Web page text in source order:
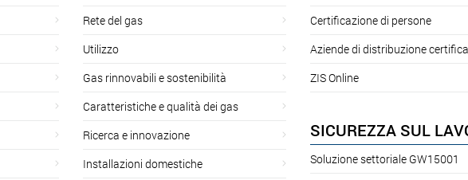
Rete del gas
Utilizzo
Gas rinnovabili e sostenibilità
Caratteristiche e qualità dei gas
Ricerca e innovazione
Installazioni domestiche
Certificazione di persone
Aziende di distribuzione
ZIS Online
SICUREZZA SUL
Soluzione settoriale GW15001